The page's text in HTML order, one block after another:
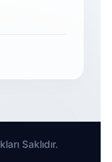
Saklıdır.